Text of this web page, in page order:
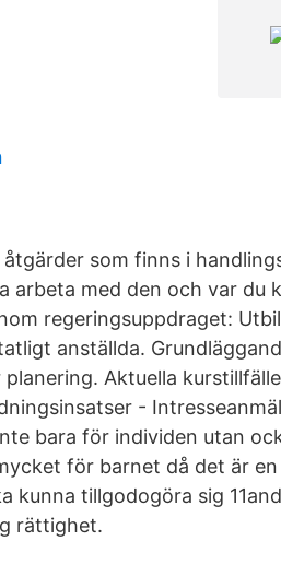
som finns i
arbeta med den och var du
regeringsuppdraget:
anställda.
Aktuella
-
bara för individen utan
för barnet då det är
kunna tillgodogöra sig
rättighet.